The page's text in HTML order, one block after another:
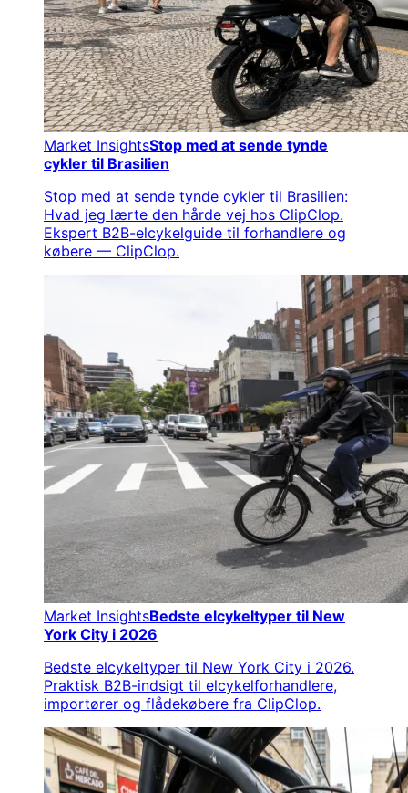
Market InsightsStop med at sende tynde
cykler til Brasilien
Stop med at sende tynde cykler til Brasilien:
Hvad jeg lærte den hårde vej hos ClipClop.
Ekspert B2B-elcykelguide til forhandlere og
købere — ClipClop.
Market InsightsBedste elcykeltyper til New
York City i 2026
Bedste elcykeltyper til New York City i 2026.
Praktisk B2B-indsigt til elcykelforhandlere,
importører og flådekøbere fra ClipClop.